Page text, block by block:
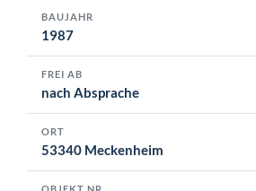
BAUJAHR
1987
FREI AB
nach Absprache
ORT
53340 Meckenheim
OBJEKT NR.